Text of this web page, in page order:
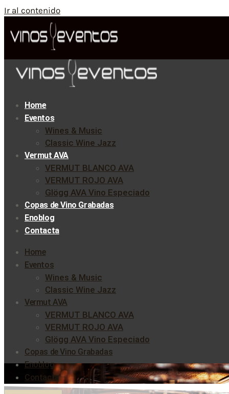
Ir al contenido
Home
Eventos
Wines & Music
Classic Wine Jazz
Vermut AVA
VERMUT BLANCO AVA
VERMUT ROJO AVA
Glögg AVA Vino Especiado
Copas de Vino Grabadas
Enoblog
Contacta
Home
Eventos
Wines & Music
Classic Wine Jazz
Vermut AVA
VERMUT BLANCO AVA
VERMUT ROJO AVA
Glögg AVA Vino Especiado
Copas de Vino Grabadas
Enoblog
Contacta